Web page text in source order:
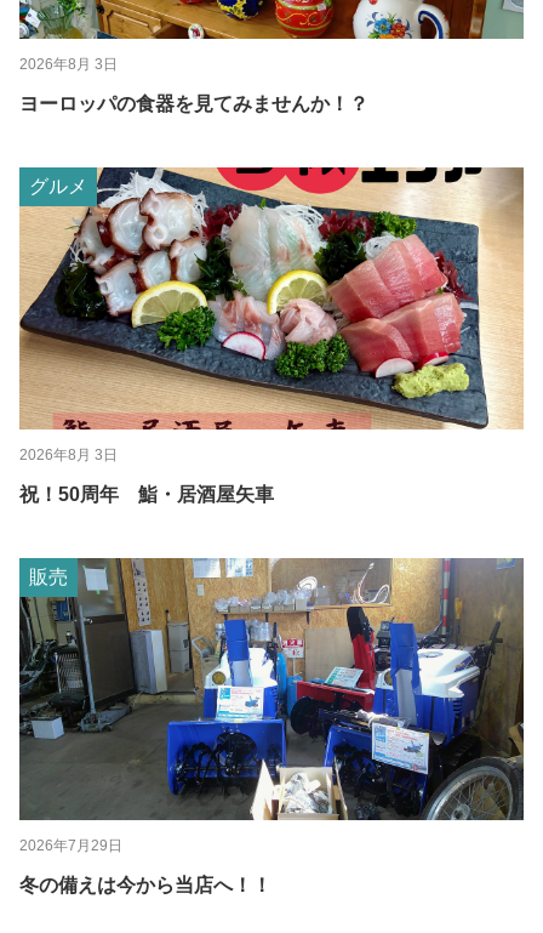
2026年8月 3日
ヨーロッパの食器を見てみませんか！？
グルメ
2026年8月 3日
祝！50周年 鮨・居酒屋矢車
販売
2026年7月29日
冬の備えは今から当店へ！！